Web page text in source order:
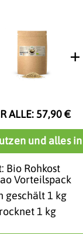
ALLE:57,90 €
und alles in
Bio Rohkost
Vorteilspack
geschält 1 kg
1 kg